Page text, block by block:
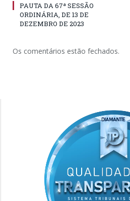
PAUTA DA 67ª SESSÃO
ORDINÁRIA, DE 13 DE
DEZEMBRO DE 2023
Os comentários estão fechados.